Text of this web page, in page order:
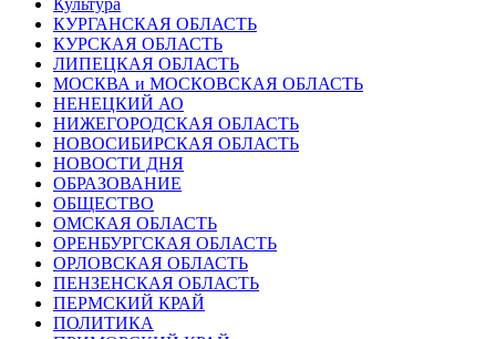
КУРГАНСКАЯ ОБЛАСТЬ
КУРСКАЯ ОБЛАСТЬ
ЛИПЕЦКАЯ ОБЛАСТЬ
МОСКВА и МОСКОВСКАЯ ОБЛАСТЬ
НЕНЕЦКИЙ АО
НИЖЕГОРОДСКАЯ ОБЛАСТЬ
НОВОСИБИРСКАЯ ОБЛАСТЬ
НОВОСТИ ДНЯ
ОБРАЗОВАНИЕ
ОБЩЕСТВО
ОМСКАЯ ОБЛАСТЬ
ОРЕНБУРГСКАЯ ОБЛАСТЬ
ОРЛОВСКАЯ ОБЛАСТЬ
ПЕНЗЕНСКАЯ ОБЛАСТЬ
ПЕРМСКИЙ КРАЙ
ПОЛИТИКА